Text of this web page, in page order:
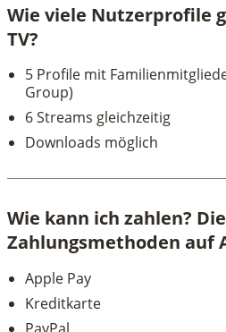
Wie viele Nutzerprofile
TV?
5 Profile mit
Group)
6 Streams gleichzeitig
Downloads möglich
Wie kann ich zahlen? Die
Zahlungsmethoden auf
Apple Pay
Kreditkarte